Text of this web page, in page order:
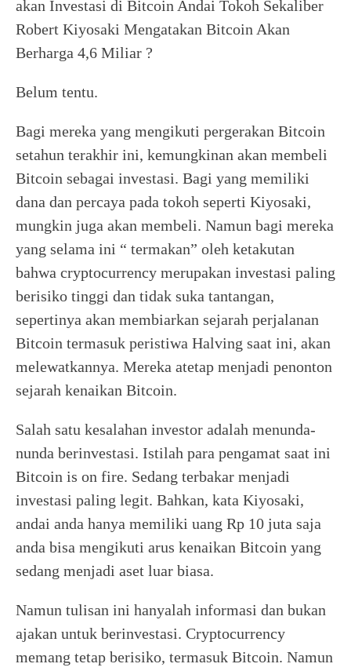
akan Investasi di Bitcoin Andai Tokoh Sekaliber
Robert Kiyosaki Mengatakan Bitcoin Akan
Berharga 4,6 Miliar ?
Belum tentu.
Bagi mereka yang mengikuti pergerakan Bitcoin
setahun terakhir ini, kemungkinan akan membeli
Bitcoin sebagai investasi. Bagi yang memiliki
dana dan percaya pada tokoh seperti Kiyosaki,
mungkin juga akan membeli. Namun bagi mereka
yang selama ini “ termakan” oleh ketakutan
bahwa cryptocurrency merupakan investasi paling
berisiko tinggi dan tidak suka tantangan,
sepertinya akan membiarkan sejarah perjalanan
Bitcoin termasuk peristiwa Halving saat ini, akan
melewatkannya. Mereka atetap menjadi penonton
sejarah kenaikan Bitcoin.
Salah satu kesalahan investor adalah menunda-
nunda berinvestasi. Istilah para pengamat saat ini
Bitcoin is on fire. Sedang terbakar menjadi
investasi paling legit. Bahkan, kata Kiyosaki,
andai anda hanya memiliki uang Rp 10 juta saja
anda bisa mengikuti arus kenaikan Bitcoin yang
sedang menjadi aset luar biasa.
Namun tulisan ini hanyalah informasi dan bukan
ajakan untuk berinvestasi. Cryptocurrency
memang tetap berisiko, termasuk Bitcoin. Namun